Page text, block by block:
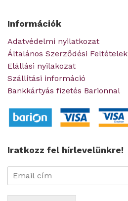
Információk
Adatvédelmi nyilatkozat
Általános Szerződési Feltételek
Elállási nyilakozat
Szállítási információ
Bankkártyás fizetés Barionnal
Iratkozz fel hírlevelünkre!